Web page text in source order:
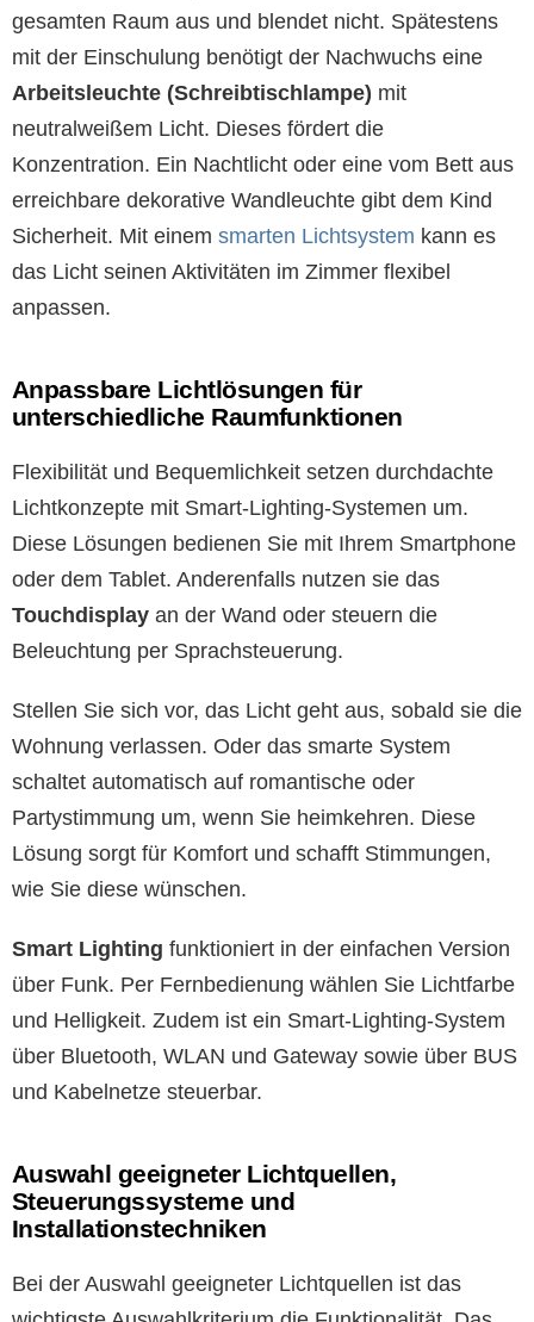
gesamten Raum aus und blendet nicht. Spätestens
mit der Einschulung benötigt der Nachwuchs eine
Arbeitsleuchte (Schreibtischlampe) mit
neutralweißem Licht. Dieses fördert die
Konzentration. Ein Nachtlicht oder eine vom Bett aus
erreichbare dekorative Wandleuchte gibt dem Kind
Sicherheit. Mit einem smarten Lichtsystem kann es
das Licht seinen Aktivitäten im Zimmer flexibel
anpassen.
Anpassbare Lichtlösungen für
unterschiedliche Raumfunktionen
Flexibilität und Bequemlichkeit setzen durchdachte
Lichtkonzepte mit Smart-Lighting-Systemen um.
Diese Lösungen bedienen Sie mit Ihrem Smartphone
oder dem Tablet. Anderenfalls nutzen sie das
Touchdisplay an der Wand oder steuern die
Beleuchtung per Sprachsteuerung.
Stellen Sie sich vor, das Licht geht aus, sobald sie die
Wohnung verlassen. Oder das smarte System
schaltet automatisch auf romantische oder
Partystimmung um, wenn Sie heimkehren. Diese
Lösung sorgt für Komfort und schafft Stimmungen,
wie Sie diese wünschen.
Smart Lighting funktioniert in der einfachen Version
über Funk. Per Fernbedienung wählen Sie Lichtfarbe
und Helligkeit. Zudem ist ein Smart-Lighting-System
über Bluetooth, WLAN und Gateway sowie über BUS
und Kabelnetze steuerbar.
Auswahl geeigneter Lichtquellen,
Steuerungssysteme und
Installationstechniken
Bei der Auswahl geeigneter Lichtquellen ist das